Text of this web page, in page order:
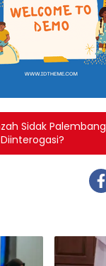
Sidak